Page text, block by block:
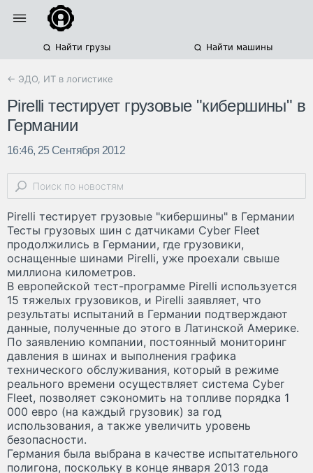
Найти грузы Найти машины
← ЭДО, ИТ в логистике
Pirelli тестирует грузовые "кибершины" в
Германии
16:46, 25 Сентября 2012
Pirelli тестирует грузовые "кибершины" в Германии
Тесты грузовых шин с датчиками Cyber Fleet
продолжились в Германии, где грузовики,
оснащенные шинами Pirelli, уже проехали свыше
миллиона километров.
В европейской тест-программе Pirelli используется
15 тяжелых грузовиков, и Pirelli заявляет, что
результаты испытаний в Германии подтверждают
данные, полученные до этого в Латинской Америке.
По заявлению компании, постоянный мониторинг
давления в шинах и выполнения графика
технического обслуживания, который в режиме
реального времени осуществляет система Cyber
Fleet, позволяет сэкономить на топливе порядка 1
000 евро (на каждый грузовик) за год
использования, а также увеличить уровень
безопасности.
Германия была выбрана в качестве испытательного
полигона, поскольку в конце января 2013 года